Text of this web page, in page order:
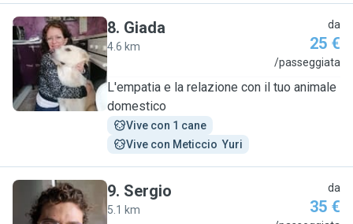
G
8. Giada
4.6 km
da
25 €
/passeggiata
L'empatia e la relazione con il tuo animale
domestico
Vive con 1 cane
Vive con Meticcio  Yuri
9. Sergio
5.1 km
da
35 €